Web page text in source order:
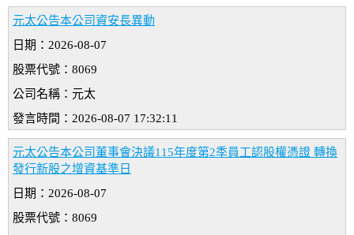
元太公告本公司資安長異動
日期：2026-08-07
股票代號：8069
公司名稱：元太
發言時間：2026-08-07 17:32:11
元太公告本公司董事會決議115年度第2季員工認股權憑證 轉換
發行新股之增資基準日
日期：2026-08-07
股票代號：8069